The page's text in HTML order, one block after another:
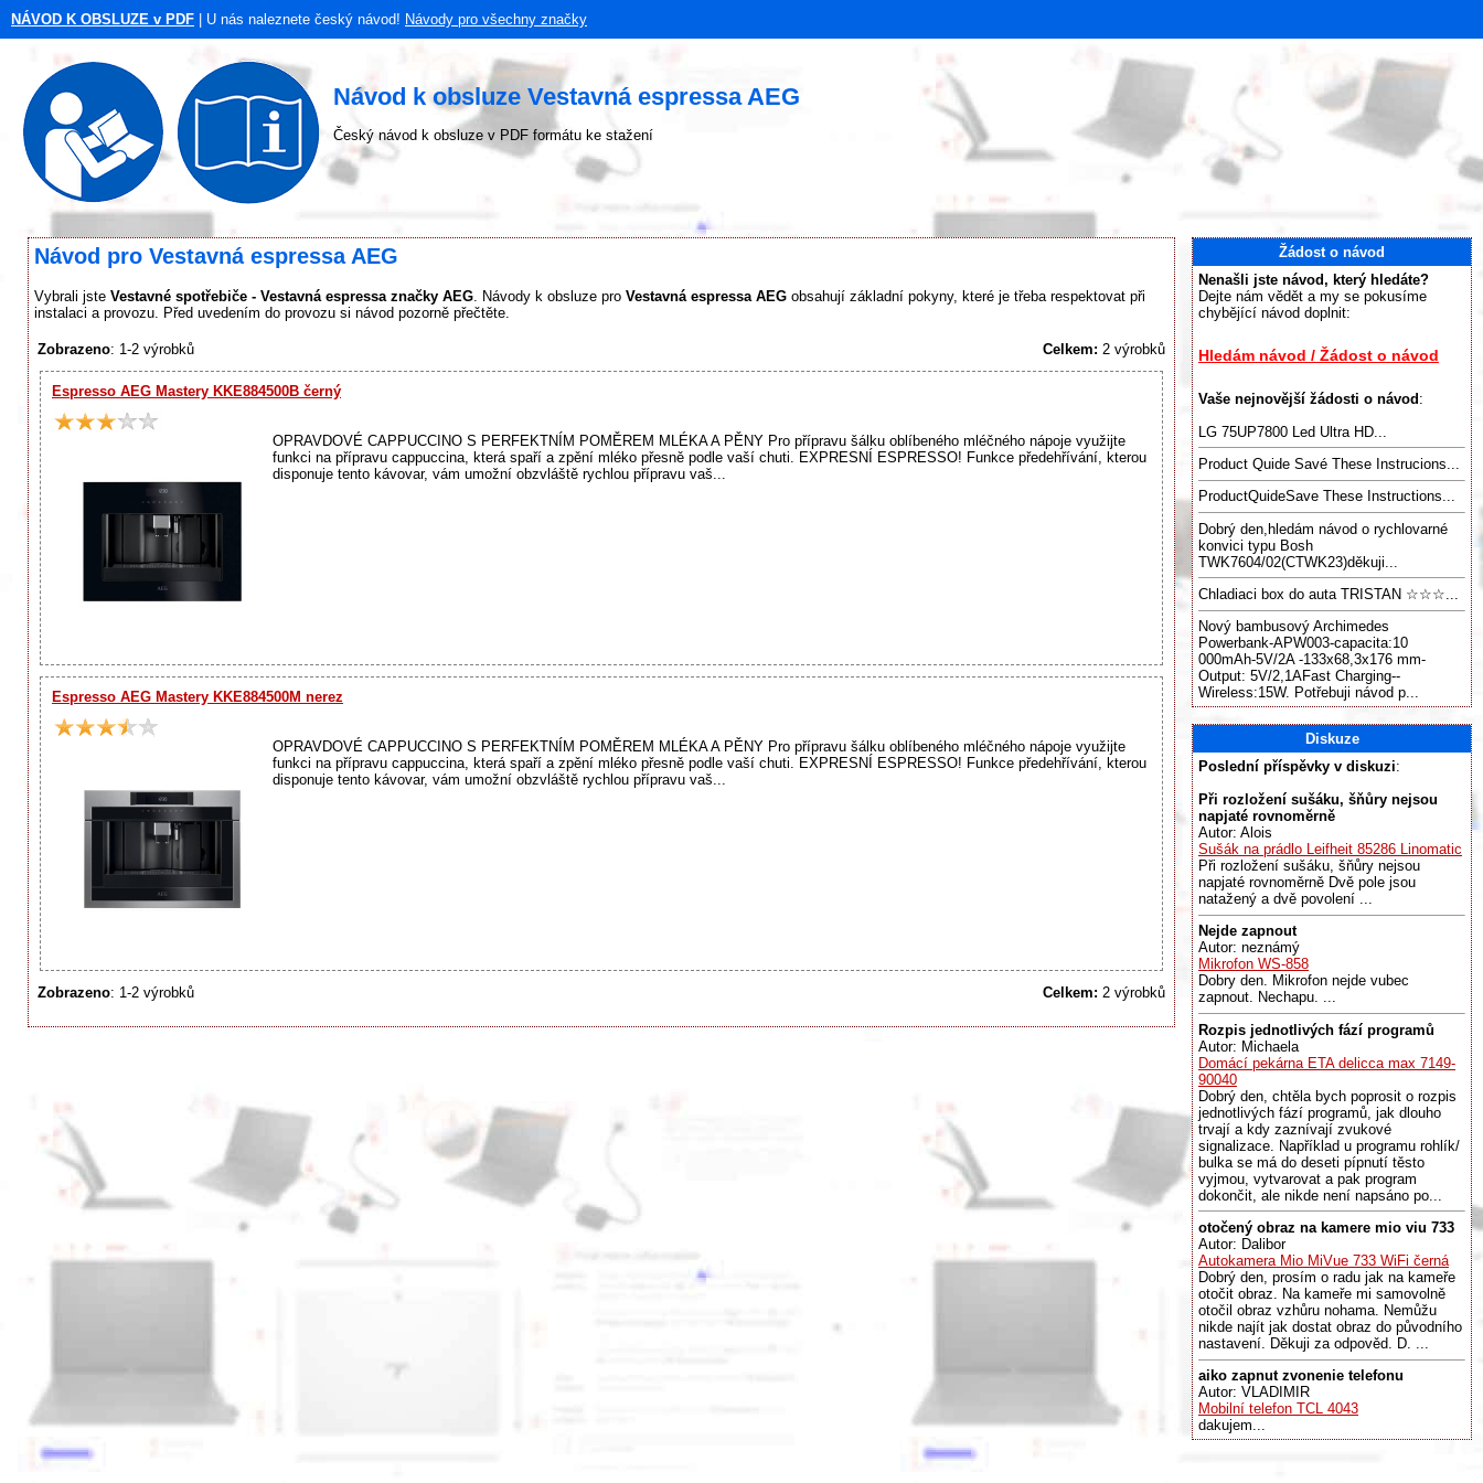
NÁVOD K OBSLUZE v PDF | U nás naleznete český návod! Návody pro všechny značky
Návod k obsluze Vestavná espressa AEG
Český návod k obsluze v PDF formátu ke stažení
Návod pro Vestavná espressa AEG
Vybrali jste Vestavné spotřebiče - Vestavná espressa značky AEG . Návody k obsluze pro Vestavná espressa AEG obsahují základní pokyny, které je třeba respektovat při
instalaci a provozu. Před uvedením do provozu si návod pozorně přečtěte.
Zobrazeno: 1-2 výrobků Celkem: 2 výrobků
Espresso AEG Mastery KKE884500B černý
OPRAVDOVÉ CAPPUCCINO S PERFEKTNÍM POMĚREM MLÉKA A PĚNY Pro přípravu šálku oblíbeného mléčného nápoje využijte
funkci na přípravu cappuccina, která spaří a zpění mléko přesně podle vaší chuti. EXPRESNÍ ESPRESSO! Funkce předehřívání, kterou
disponuje tento kávovar, vám umožní obzvláště rychlou přípravu vaš...
Espresso AEG Mastery KKE884500M nerez
OPRAVDOVÉ CAPPUCCINO S PERFEKTNÍM POMĚREM MLÉKA A PĚNY Pro přípravu šálku oblíbeného mléčného nápoje využijte
funkci na přípravu cappuccina, která spaří a zpění mléko přesně podle vaší chuti. EXPRESNÍ ESPRESSO! Funkce předehřívání, kterou
disponuje tento kávovar, vám umožní obzvláště rychlou přípravu vaš...
Zobrazeno: 1-2 výrobků Celkem: 2 výrobků
Žádost o návod
Nenašli jste návod, který hledáte?
Dejte nám vědět a my se pokusíme
chybějící návod doplnit:
Hledám návod / Žádost o návod
Vaše nejnovější žádosti o návod :
LG 75UP7800 Led Ultra HD...
Product Quide Savé These Instrucions...
ProductQuideSave These Instructions...
Dobrý den,hledám návod o rychlovarné
konvici typu Bosh
TWK7604/02(CTWK23)děkuji...
Chladiaci box do auta TRISTAN ☆☆☆...
Nový bambusový Archimedes
Powerbank-APW003-capacita:10
000mAh-5V/2A -133x68,3x176 mm-
Output: 5V/2,1AFast Charging--
Wireless:15W. Potřebuji návod p...
Diskuze
Poslední příspěvky v diskuzi:
Při rozložení sušáku, šňůry nejsou
napjaté rovnoměrně
Autor: Alois
Sušák na prádlo Leifheit 85286 Linomatic
Při rozložení sušáku, šňůry nejsou
napjaté rovnoměrně Dvě pole jsou
natažený a dvě povolení ...
Nejde zapnout
Autor: neznámý
Mikrofon WS-858
Dobry den. Mikrofon nejde vubec
zapnout. Nechapu. ...
Rozpis jednotlivých fází programů
Autor: Michaela
Domácí pekárna ETA delicca max 7149-
90040
Dobrý den, chtěla bych poprosit o rozpis
jednotlivých fází programů, jak dlouho
trvají a kdy zaznívají zvukové
signalizace. Například u programu rohlík/
bulka se má do deseti pípnutí těsto
vyjmou, vytvarovat a pak program
dokončit, ale nikde není napsáno po...
otočený obraz na kamere mio viu 733
Autor: Dalibor
Autokamera Mio MiVue 733 WiFi černá
Dobrý den, prosím o radu jak na kameře
otočit obraz. Na kameře mi samovolně
otočil obraz vzhůru nohama. Nemůžu
nikde najít jak dostat obraz do původního
nastavení. Děkuji za odpověd. D. ...
aiko zapnut zvonenie telefonu
Autor: VLADIMIR
Mobilní telefon TCL 4043
dakujem...